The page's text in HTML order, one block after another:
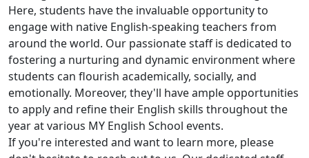
Here, students have the invaluable opportunity to
engage with native English-speaking teachers from
around the world. Our passionate staff is dedicated to
fostering a nurturing and dynamic environment where
students can flourish academically, socially, and
emotionally. Moreover, they'll have ample opportunities
to apply and refine their English skills throughout the
year at various MY English School events.
If you're interested and want to learn more, please